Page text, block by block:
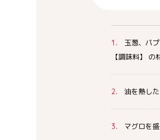
1. 玉葱、パプ
【調味料】 の
2. 油を熱した
3. マグロを盛